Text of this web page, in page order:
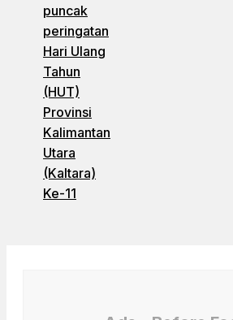
puncak
peringatan
Hari Ulang
Tahun
(HUT)
Provinsi
Kalimantan
Utara
(Kaltara)
Ke-11